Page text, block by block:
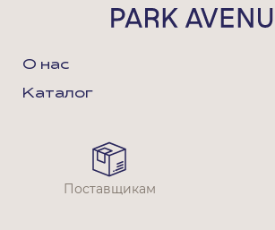
О нас
Каталог
Поставщикам